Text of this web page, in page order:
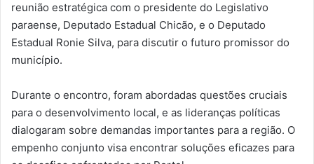
reunião estratégica com o presidente do Legislativo
paraense, Deputado Estadual Chicão, e o Deputado
Estadual Ronie Silva, para discutir o futuro promissor do
município.
Durante o encontro, foram abordadas questões cruciais
para o desenvolvimento local, e as lideranças políticas
dialogaram sobre demandas importantes para a região. O
empenho conjunto visa encontrar soluções eficazes para